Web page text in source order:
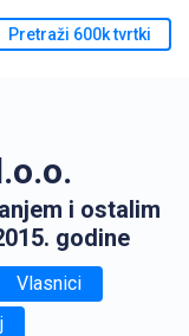
Pretraži 600k tvrtki
i ostalim
godine
Vlasnici